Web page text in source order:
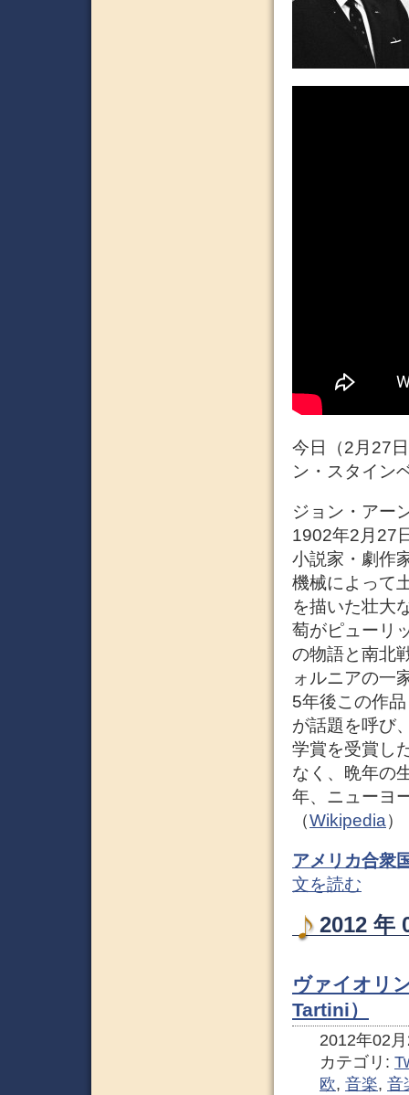
今日（2月27
ン・スタイン
ジョン・アー
1902年2月27
小説家・劇作
機械によって
を描いた壮大
萄がピューリ
の物語と南北
ォルニアの一
5年後この作
が話題を呼び
学賞を受賞し
なく、晩年の
年、ニューヨ
（Wikipedia）
アメリカ合衆
文を読む
2012 年
ヴァイオリ
Tartini）
2012年02
カテゴリ:
欧, 音楽, 音